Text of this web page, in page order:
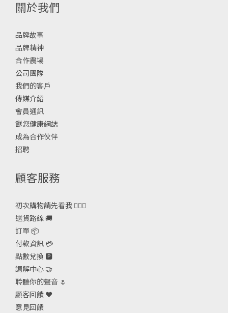
關於我們
品牌故事
品牌精神
合作農場
公司團隊
我們的客戶
傳媒介紹
會員通訊
餸您健康網誌
成為合作伙伴
招聘
顧客服務
初次購物請先看我 🙋🏻‍♀️
送貨路線 🚚
訂單 📦
付款資訊 💳
點數兌換 🅿️
調解中心 🤝
聆聽你的聲音 🌷
顧客回饋 ❤️
意見回饋